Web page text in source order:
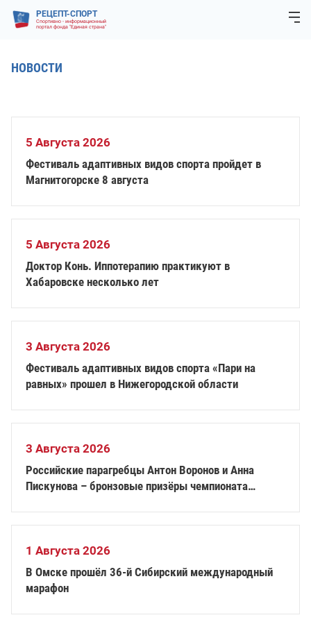
РЕЦЕПТ-СПОРТ
Спортивно - информационный
портал фонда "Единая страна"
НОВОСТИ
5 Августа 2026
Фестиваль адаптивных видов спорта пройдет в
Магнитогорске 8 августа
5 Августа 2026
Доктор Конь. Иппотерапию практикуют в
Хабаровске несколько лет
3 Августа 2026
Фестиваль адаптивных видов спорта «Пари на
равных» прошел в Нижегородской области
3 Августа 2026
Российские парагребцы Антон Воронов и Анна
Пискунова – бронзовые призёры чемпионата
1 Августа 2026
В Омске прошёл 36-й Сибирский международный
марафон